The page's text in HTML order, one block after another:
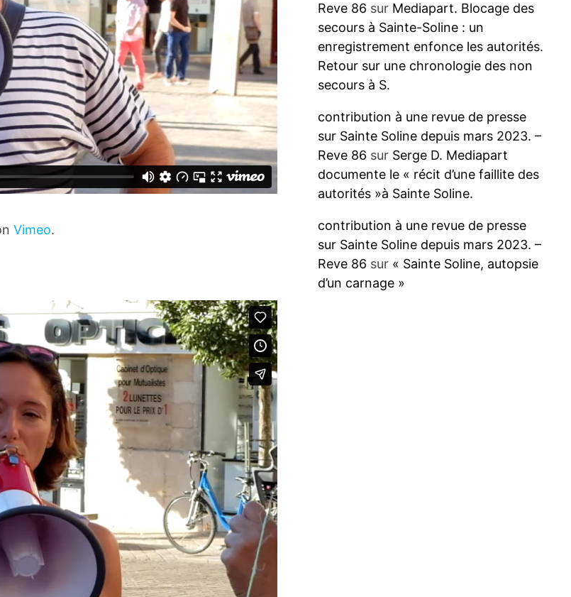
Vimeo.
Reve 86 sur Mediapart. Blocage des
secours à Sainte-Soline : un
enregistrement enfonce les autorités.
Retour sur une chronologie des non
secours à S.
contribution à une revue de presse
sur Sainte Soline depuis mars 2023. –
Reve 86 sur Serge D. Mediapart
documente le « récit d’une faillite des
autorités »à Sainte Soline.
contribution à une revue de presse
sur Sainte Soline depuis mars 2023. –
Reve 86 sur « Sainte Soline, autopsie
d’un carnage »